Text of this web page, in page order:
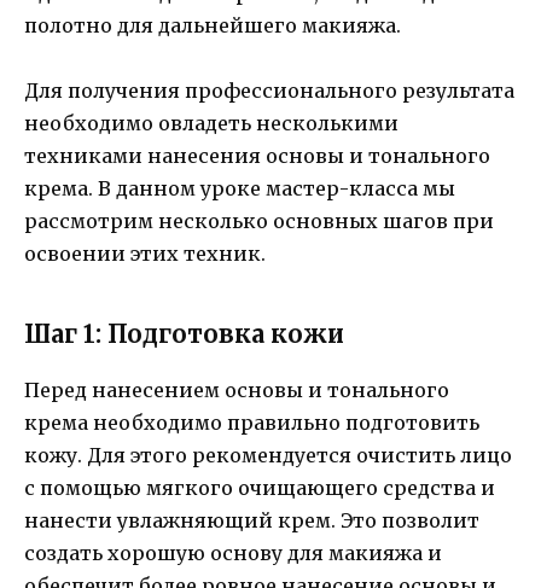
полотно для дальнейшего макияжа.
Для получения профессионального результата
необходимо овладеть несколькими
техниками нанесения основы и тонального
крема. В данном уроке мастер-класса мы
рассмотрим несколько основных шагов при
освоении этих техник.
Шаг 1: Подготовка кожи
Перед нанесением основы и тонального
крема необходимо правильно подготовить
кожу. Для этого рекомендуется очистить лицо
с помощью мягкого очищающего средства и
нанести увлажняющий крем. Это позволит
создать хорошую основу для макияжа и